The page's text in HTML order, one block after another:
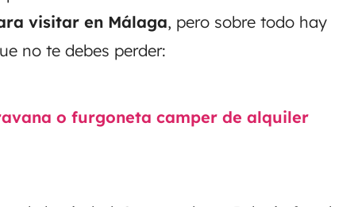
visitar en Málaga, pero sobre todo hay
no te debes perder:
o furgoneta camper de alquiler